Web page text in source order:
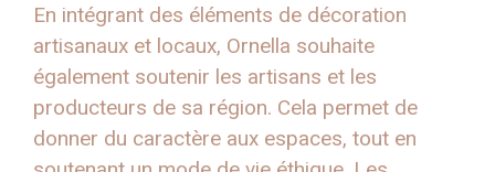
En intégrant des éléments de décoration
artisanaux et locaux, Ornella souhaite
également soutenir les artisans et les
producteurs de sa région. Cela permet de
donner du caractère aux espaces, tout en